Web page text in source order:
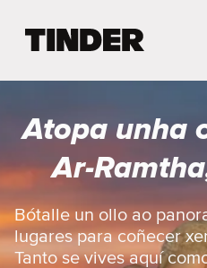
r
o
e
Atopa unha
Ar-
Bótalle un ollo ao
lugares para coñecer
Tanto se vives aquí